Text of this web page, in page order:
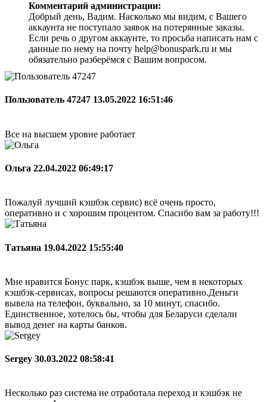
Комментарий администрации:
Добрый день, Вадим. Насколько мы видим, с Вашего
аккаунта не поступало заявок на потерянные заказы.
Если речь о другом аккаунте, то просьба написать нам с
данные по нему на почту help@bonuspark.ru и мы
обязательно разберёмся с Вашим вопросом.
Пользователь 47247 13.05.2022 16:51:46
Все на высшем уровне работает
Ольга 22.04.2022 06:49:17
Пожалуй лучший кэшбэк сервис) всё очень просто,
оперативно и с хорошим процентом. Спасибо вам за работу!!!
Татьяна 19.04.2022 15:55:40
Мне нравится Бонус парк, кэшбэк выше, чем в некоторых
кэшбэк-сервисах, вопросы решаются оперативно.Деньги
вывела на телефон, буквально, за 10 минут, спасибо.
Единственное, хотелось бы, чтобы для Беларуси сделали
вывод денег на карты банков.
Sergey 30.03.2022 08:58:41
Несколько раз система не отработала переход и кэшбэк не